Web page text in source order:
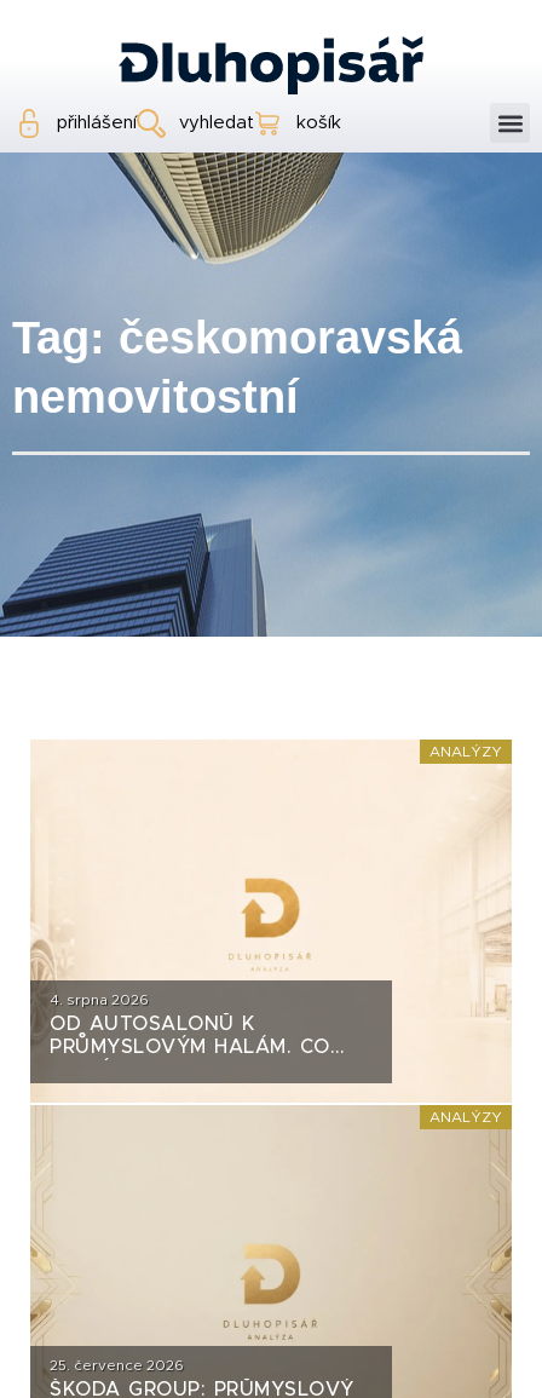
přihlášení vyhledat košík
Tag: českomoravská
nemovitostní
ANALÝZY
4. srpna 2026
OD AUTOSALONŮ K
PRŮMYSLOVÝM HALÁM. CO
ANALÝZY
25. července 2026
ŠKODA GROUP: PRŮMYSLOVÝ